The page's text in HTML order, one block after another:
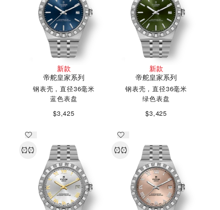
新款
帝舵皇家系列
钢表壳，直径36毫米
蓝色表盘
$3,425
新款
帝舵皇家系列
钢表壳，直径36毫米
绿色表盘
$3,425